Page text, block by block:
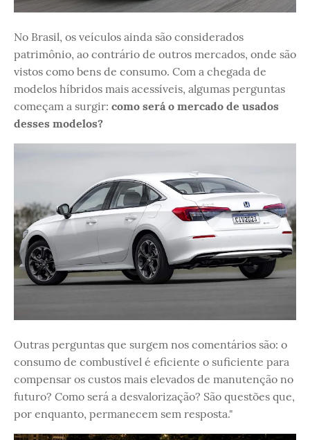
No Brasil, os veículos ainda são considerados
patrimônio, ao contrário de outros mercados, onde são
vistos como bens de consumo. Com a chegada de
modelos híbridos mais acessíveis, algumas perguntas
começam a surgir: como será o mercado de usados
desses modelos?
Outras perguntas que surgem nos comentários são: o
consumo de combustível é eficiente o suficiente para
compensar os custos mais elevados de manutenção no
futuro? Como será a desvalorização? São questões que,
por enquanto, permanecem sem resposta."